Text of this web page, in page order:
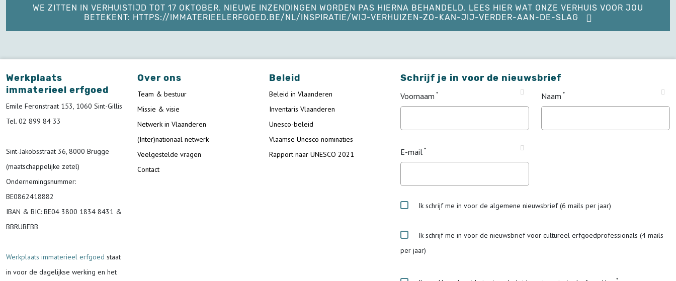
WE ZITTEN IN VERHUISTIJD TOT 17 OKTOBER. NIEUWE INZENDINGEN WORDEN PAS HIERNA BEHANDELD. LEES HIER WAT ONZE VERHUIS VOOR JOU
BETEKENT: HTTPS://IMMATERIEELERFGOED.BE/NL/INSPIRATIE/WIJ-VERHUIZEN-ZO-KAN-JIJ-VERDER-AAN-DE-SLAG
Werkplaats
immaterieel erfgoed
Emile Feronstraat 153, 1060 Sint-Gillis
Tel. 02 899 84 33
Sint-Jakobsstraat 36, 8000 Brugge
(maatschappelijke zetel)
Ondernemingsnummer:
BE0862418882
IBAN & BIC: BE04 3800 1834 8431 &
BBRUBEBB
Werkplaats immaterieel erfgoed staat
in voor de dagelijkse werking en het
Over ons
Team & bestuur
Missie & visie
Netwerk in Vlaanderen
(Inter)nationaal netwerk
Veelgestelde vragen
Contact
Beleid
Beleid in Vlaanderen
Inventaris Vlaanderen
Unesco-beleid
Vlaamse Unesco nominaties
Rapport naar UNESCO 2021
Schrijf je in voor de nieuwsbrief
Voornaam Naam
E-mail
Ik schrijf me in voor de algemene nieuwsbrief (6 mails per jaar)
Ik schrijf me in voor de nieuwsbrief voor cultureel erfgoedprofessionals (4 mails
per jaar)